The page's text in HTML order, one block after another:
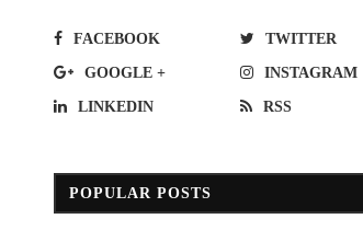
FACEBOOK TWITTER
GOOGLE + INSTAGRAM
LINKEDIN RSS
POPULAR POSTS